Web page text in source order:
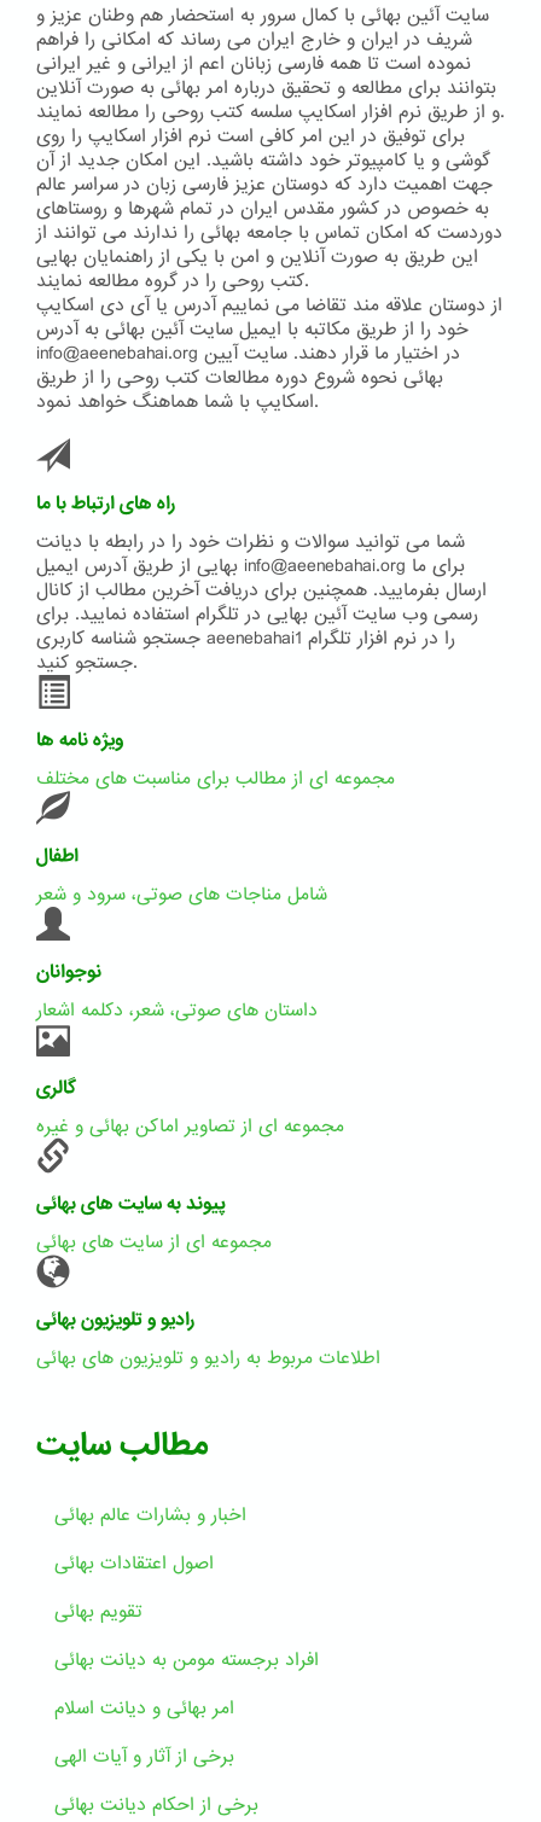
سایت آئین بهائی با کمال سرور به استحضار هم وطنان عزیز و
شریف در ایران و خارج ایران می رساند که امکانی را فراهم
نموده است تا همه فارسی زبانان اعم از ایرانی و غیر ایرانی
بتوانند برای مطالعه و تحقیق درباره امر بهائی به صورت آنلاین
و از طریق نرم افزار اسکایپ سلسه کتب روحی را مطالعه نمایند.
برای توفیق در این امر کافی است نرم افزار اسکایپ را روی
گوشی و یا کامپیوتر خود داشته باشید. این امکان جدید از آن
جهت اهمیت دارد که دوستان عزیز فارسی زبان در سراسر عالم
به خصوص در کشور مقدس ایران در تمام شهرها و روستاهای
دوردست که امکان تماس با جامعه بهائی را ندارند می توانند از
این طریق به صورت آنلاین و امن با یکی از راهنمایان بهایی
کتب روحی را در گروه مطالعه نمایند.
از دوستان علاقه مند تقاضا می نماییم آدرس یا آی دی اسکایپ
خود را از طریق مکاتبه با ایمیل سایت آئین بهائی به آدرس
info@aeenebahai.org در اختیار ما قرار دهند. سایت آیین
بهائی نحوه شروع دوره مطالعات کتب روحی را از طریق
اسکایپ با شما هماهنگ خواهد نمود.
راه های ارتباط با ما
شما می توانید سوالات و نظرات خود را در رابطه با دیانت
بهایی از طریق آدرس ایمیل info@aeenebahai.org برای ما
ارسال بفرمایید. همچنین برای دریافت آخرین مطالب از کانال
رسمی وب سایت آئین بهایی در تلگرام استفاده نمایید. برای
جستجو شناسه کاربری aeenebahai1 را در نرم افزار تلگرام
جستجو کنید.
ویژه نامه ها
مجموعه ای از مطالب برای مناسبت های مختلف
اطفال
شامل مناجات های صوتی، سرود و شعر
نوجوانان
داستان های صوتی، شعر، دکلمه اشعار
گالری
مجموعه ای از تصاویر اماکن بهائی و غیره
پیوند به سایت های بهائی
مجموعه ای از سایت های بهائی
رادیو و تلویزیون بهائی
اطلاعات مربوط به رادیو و تلویزیون های بهائی
مطالب سایت
اخبار و بشارات عالم بهائى
اصول اعتقادات بهائی
تقویم بهائی
افراد برجسته مومن به دیانت بهائی
امر بهائی و دیانت اسلام
برخی از آثار و آیات الهی
برخی از احکام دیانت بهائی